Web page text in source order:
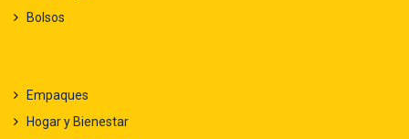
Bolsos
Empaques
Hogar y Bienestar